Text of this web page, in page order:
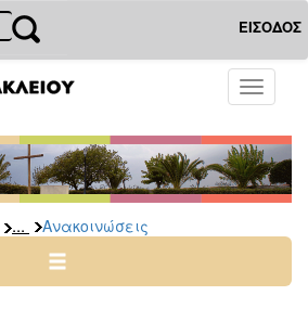
ΕΙΣΟΔΟΣ
Toggle
... Ανακοινώσεις